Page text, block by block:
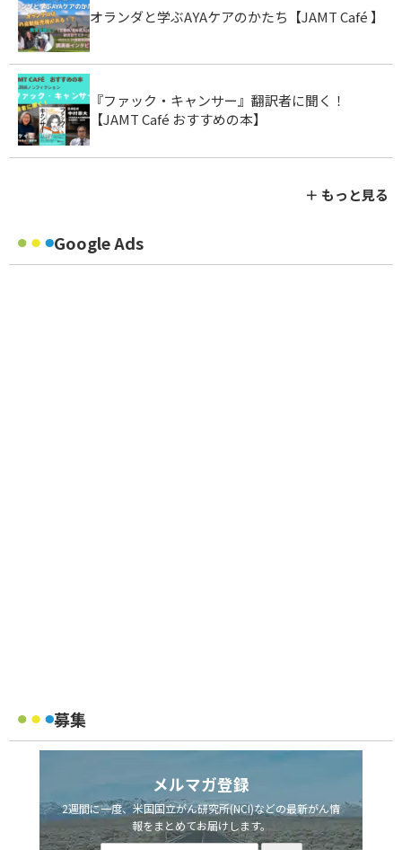
オランダと学ぶAYAケアのかたち【JAMT Café 】
『ファック・キャンサー』翻訳者に聞く！
【JAMT Café おすすめの本】
＋ もっと見る
Google Ads
募集
メルマガ登録
2週間に一度、米国国立がん研究所(NCI)などの最新がん情
報をまとめてお届けします。